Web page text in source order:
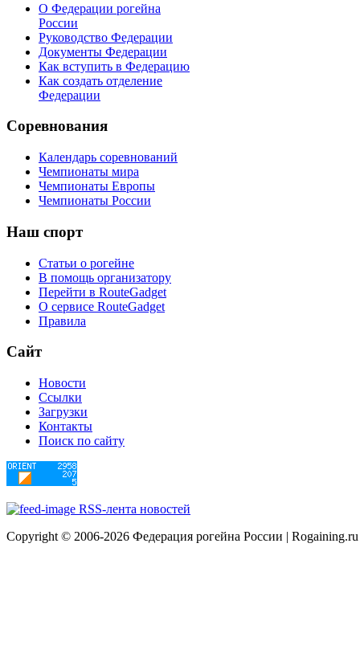
О Федерации рогейна
России
Руководство Федерации
Документы Федерации
Как вступить в Федерацию
Как создать отделение
Федерации
Соревнования
Календарь соревнований
Чемпионаты мира
Чемпионаты Европы
Чемпионаты России
Наш спорт
Статьи о рогейне
В помощь организатору
Перейти в RouteGadget
О сервисе RouteGadget
Правила
Сайт
Новости
Ссылки
Загрузки
Контакты
Поиск по сайту
RSS-лента новостей
Copyright © 2006-2026 Федерация рогейна России | Rogaining.ru